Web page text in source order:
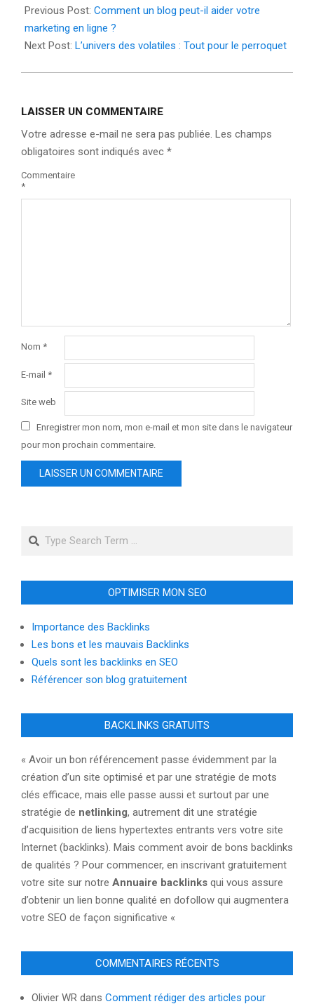
10-
01
Previous Post: Comment un blog peut-il aider votre
marketing en ligne ?
Next Post: L’univers des volatiles : Tout pour le perroquet
LAISSER UN COMMENTAIRE
Votre adresse e-mail ne sera pas publiée. Les champs
obligatoires sont indiqués avec *
Commentaire
*
Nom *
E-mail *
Site web
Enregistrer mon nom, mon e-mail et mon site dans le navigateur
pour mon prochain commentaire.
Search
OPTIMISER MON SEO
Importance des Backlinks
Les bons et les mauvais Backlinks
Quels sont les backlinks en SEO
Référencer son blog gratuitement
BACKLINKS GRATUITS
« Avoir un bon référencement passe évidemment par la
création d’un site optimisé et par une stratégie de mots
clés efficace, mais elle passe aussi et surtout par une
stratégie de netlinking, autrement dit une stratégie
d’acquisition de liens hypertextes entrants vers votre site
Internet (backlinks). Mais comment avoir de bons backlinks
de qualités ? Pour commencer, en inscrivant gratuitement
votre site sur notre Annuaire backlinks qui vous assure
d’obtenir un lien bonne qualité en dofollow qui augmentera
votre SEO de façon significative «
COMMENTAIRES RÉCENTS
Olivier WR dans Comment rédiger des articles pour